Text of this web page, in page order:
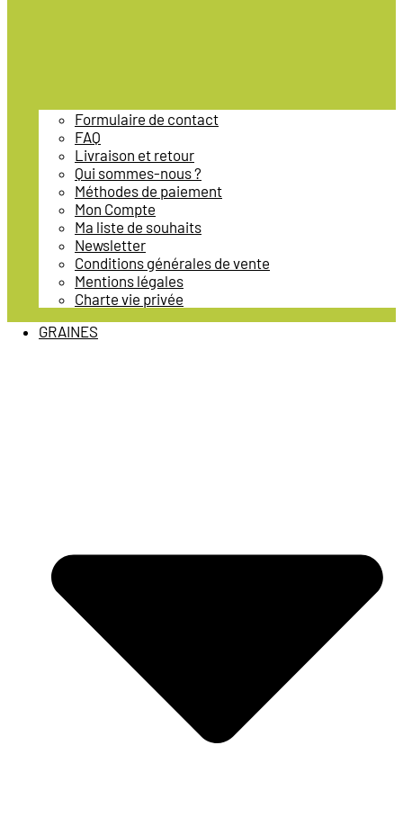
Formulaire de contact
FAQ
Livraison et retour
Qui sommes-nous ?
Méthodes de paiement
Mon Compte
Ma liste de souhaits
Newsletter
Conditions générales de vente
Mentions légales
Charte vie privée
GRAINES